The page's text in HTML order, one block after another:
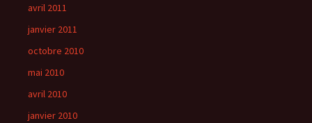
avril 2011
janvier 2011
octobre 2010
mai 2010
avril 2010
janvier 2010